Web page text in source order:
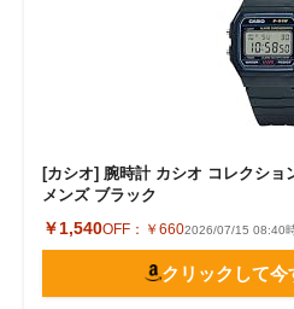
[カシオ] 腕時計 カシオ コレクショ
メンズ ブラック
￥1,540OFF： ￥6602026/07/15 08:40
クリックして今